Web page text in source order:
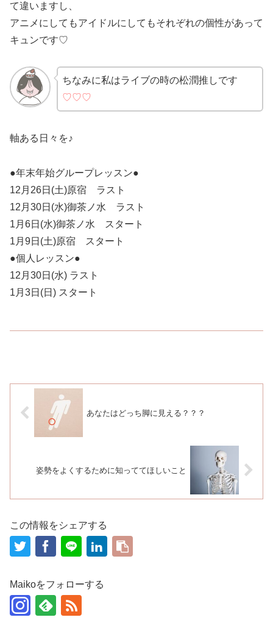
て違いますし、
アニメにしてもアイドルにしてもそれぞれの個性があって
キュンです♡
ちなみに私はライブの時の松潤推しです
♡♡♡
軸ある日々を♪
●年末年始グループレッスン●
12月26日(土)原宿 ラスト
12月30日(水)御茶ノ水 ラスト
1月6日(水)御茶ノ水 スタート
1月9日(土)原宿 スタート
●個人レッスン●
12月30日(水) ラスト
1月3日(日) スタート
あなたはどっち脚に見える？？？
姿勢をよくするために知っててほしいこと
この情報をシェアする
Maikoをフォローする